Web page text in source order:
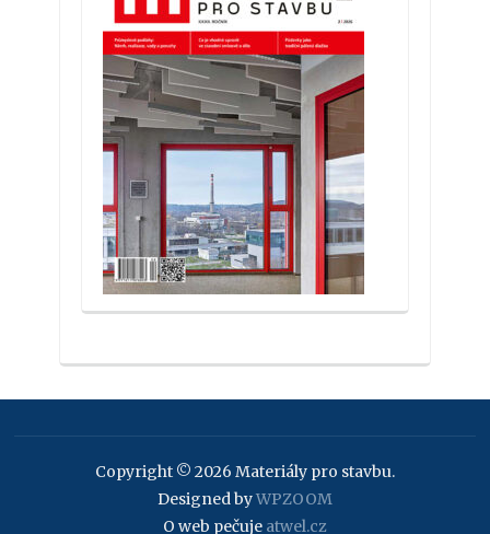
Copyright © 2026 Materiály pro stavbu.
Designed byWPZOOM
O web pečuje atwel.cz